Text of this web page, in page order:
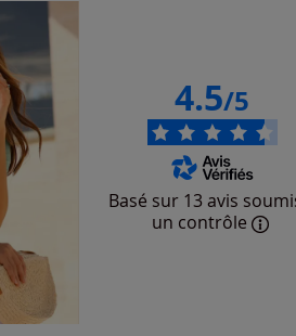
4.5/5
Basé sur 13 avis
un contrôle